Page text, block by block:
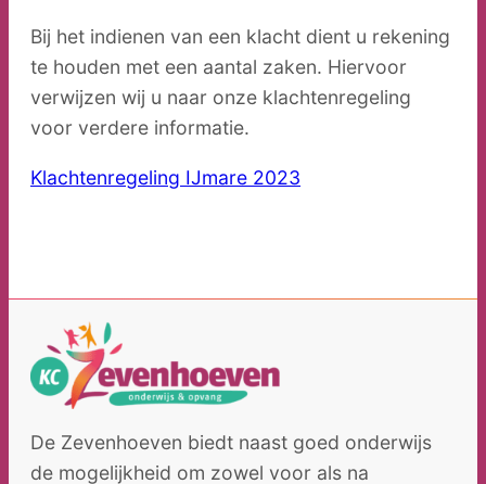
Bij het indienen van een klacht dient u rekening
te houden met een aantal zaken. Hiervoor
verwijzen wij u naar onze klachtenregeling
voor verdere informatie.
Klachtenregeling IJmare 2023
De Zevenhoeven biedt naast goed onderwijs
de mogelijkheid om zowel voor als na